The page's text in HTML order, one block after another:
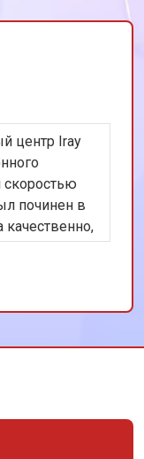
центр Iray
скоростью
починен в
Хочу
и их